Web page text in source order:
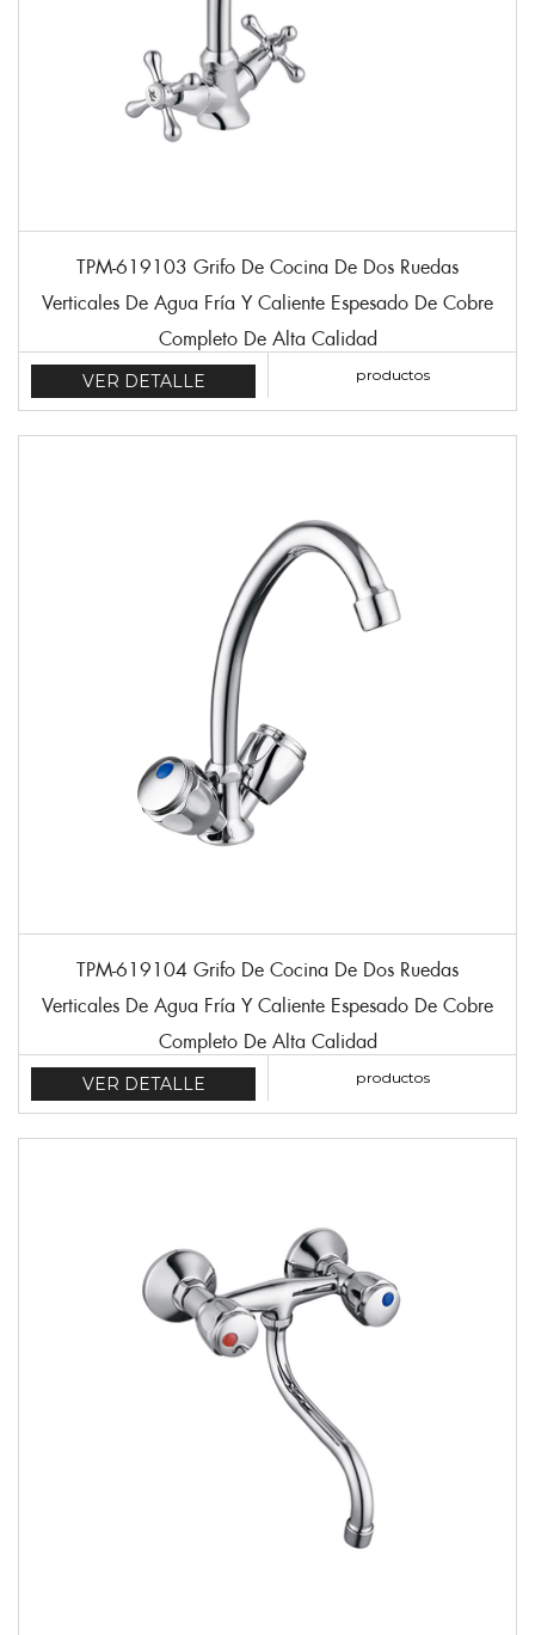
TPM-619103 Grifo De Cocina De Dos Ruedas
Verticales De Agua Fría Y Caliente Espesado De Cobre
Completo De Alta Calidad
VER DETALLE productos
TPM-619104 Grifo De Cocina De Dos Ruedas
Verticales De Agua Fría Y Caliente Espesado De Cobre
Completo De Alta Calidad
VER DETALLE productos